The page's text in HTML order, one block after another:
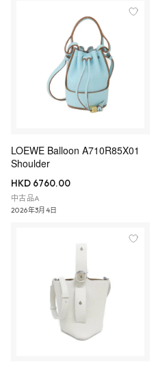
LOEWE Balloon A710R85X01
Shoulder
HKD 6760.00
中古品A
2026年3月4日